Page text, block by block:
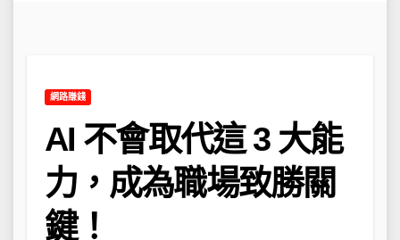
網路賺錢
AI 不會取代這 3 大能
力，成為職場致勝關
鍵！